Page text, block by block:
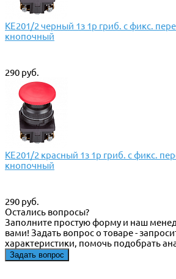
КЕ201/2 черный 1з 1р гриб. с фикс.
кнопочный
290 руб.
КЕ201/2 красный 1з 1р гриб. с фикс.
кнопочный
290 руб.
Остались вопросы?
Заполните простую форму и наш
вами! Задать вопрос о товаре -
характеристики, помочь подобрать
Задать вопрос